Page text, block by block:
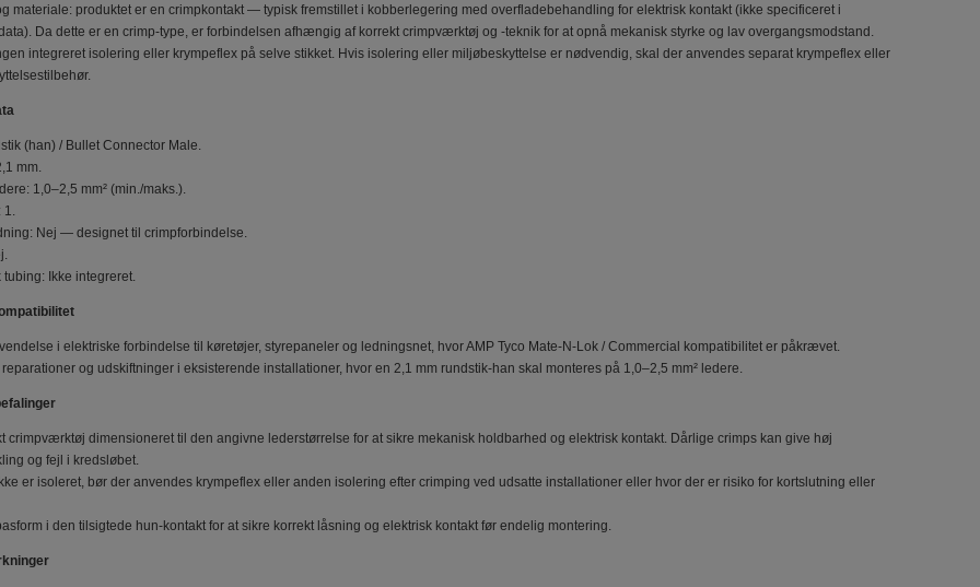
materiale: produktet er en crimpkontakt — typisk fremstillet i kobberlegering med overfladebehandling for elektrisk kontakt (ikke specificeret i
Da dette er en crimp‑type, er forbindelsen afhængig af korrekt crimpværktøj og -teknik for at opnå mekanisk styrke og lav overgangsmodstand.
integreret isolering eller krympeflex på selve stikket. Hvis isolering eller miljøbeskyttelse er nødvendig, skal der anvendes separat krympeflex eller
(han) / Bullet Connector Male.
mm.
1,0–2,5 mm² (min./maks.).
1.
Nej — designet til crimpforbindelse.
tubing: Ikke integreret.
i elektriske forbindelse til køretøjer, styrepaneler og ledningsnet, hvor AMP Tyco Mate‑N‑Lok / Commercial kompatibilitet er påkrævet.
og udskiftninger i eksisterende installationer, hvor en 2,1 mm rundstik‑han skal monteres på 1,0–2,5 mm² ledere.
crimpværktøj dimensioneret til den angivne lederstørrelse for at sikre mekanisk holdbarhed og elektrisk kontakt. Dårlige crimps kan give høj
og fejl i kredsløbet.
er isoleret, bør der anvendes krympeflex eller anden isolering efter crimping ved udsatte installationer eller hvor der er risiko for kortslutning eller
i den tilsigtede hun‑kontakt for at sikre korrekt låsning og elektrisk kontakt før endelig montering.